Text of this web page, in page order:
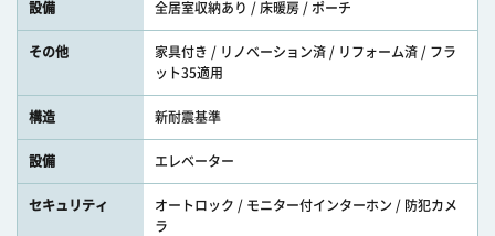
設備 全居室収納あり / 床暖房 / ポーチ
その他
家具付き / リノベーション済 / リフォーム済 / フラ
ット35適用
構造 新耐震基準
設備 エレベーター
セキュリティ
オートロック / モニター付インターホン / 防犯カメ
ラ